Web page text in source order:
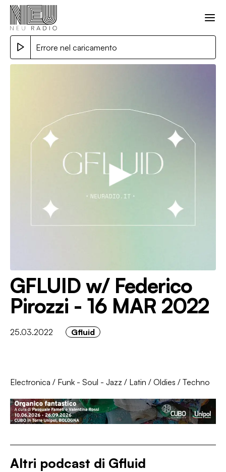
Errore nel caricamento
GFLUID w/ Federico
Pirozzi - 16 MAR 2022
25.03.2022 Gfluid
Electronica / Funk - Soul - Jazz / Latin / Oldies / Techno
Altri podcast di Gfluid